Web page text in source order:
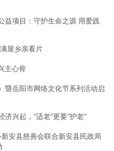
益项目：守护生命之源 用爱践
屋乡亲看片
主心骨
暨岳阳市网络文化节系列活动启
兴起，“适老”更要“护老”
安县慈善会联合新安县民政局